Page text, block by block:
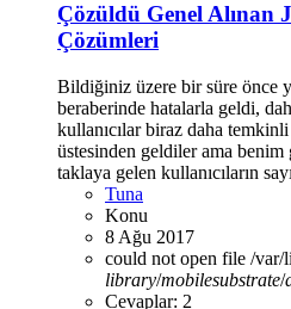
Çözüldü Genel Alınan
Çözümleri
Bildiğiniz üzere bir süre önce
beraberinde hatalarla geldi,
kullanıcılar biraz daha
üstesinden geldiler ama
taklaya gelen kullanıcıların
Tuna
Konu
8 Ağu 2017
could not open file /var/
library/mobilesubstrate/
Cevaplar: 2